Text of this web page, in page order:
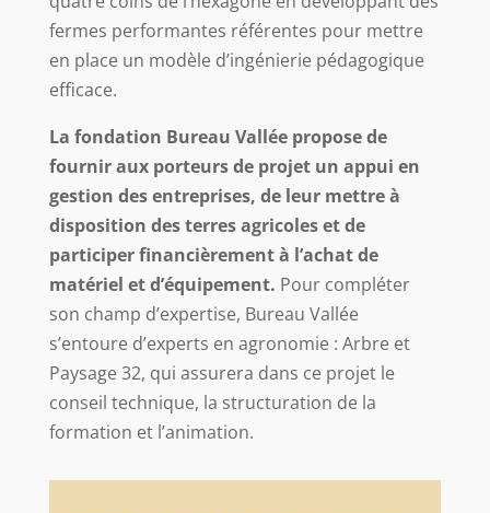
fermes performantes référentes pour mettre
en place un modèle d’ingénierie pédagogique
efficace.
La fondation Bureau Vallée propose de
fournir aux porteurs de projet un appui en
gestion des entreprises, de leur mettre à
disposition des terres agricoles et de
participer financièrement à l’achat de
matériel et d’équipement. Pour compléter
son champ d’expertise, Bureau Vallée
s’entoure d’experts en agronomie : Arbre et
Paysage 32, qui assurera dans ce projet le
conseil technique, la structuration de la
formation et l’animation.